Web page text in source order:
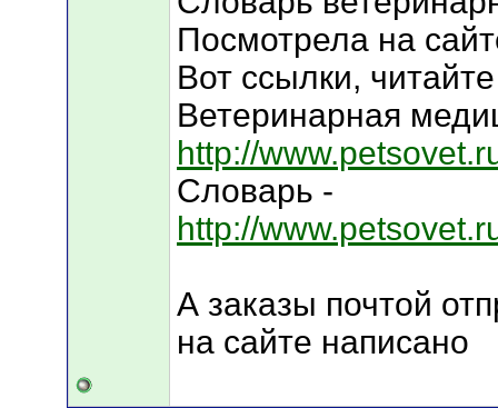
Посмотрела на
Вот ссылки,
Ветеринарная
http://
Словарь -
http://
А заказы почтой
на сайте написано